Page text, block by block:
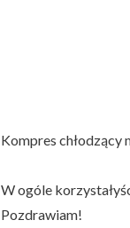
Kompres chłodzący
W ogóle
Pozdrawiam!